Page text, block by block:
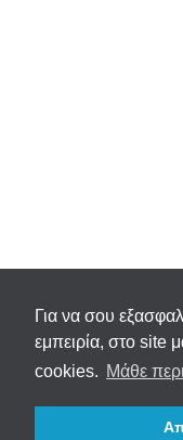
Για να σου
εμπειρία, στο site
cookies. Μάθε